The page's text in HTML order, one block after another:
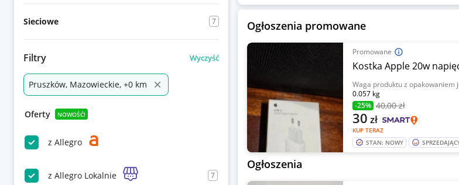
Sieciowe 7
Filtry Wyczyść
Pruszków, Mazowieckie, +0 km
Oferty NOWOŚĆ!
z Allegro
z Allegro Lokalnie 7
Ogłoszenia promowane
Promowane
Kostka Apple 20w
Waga produktu z opakowaniem
0.057 kg
-25% 40,00 zł
KUP TERAZ
30 zł
STAN: NOWY
Ogłoszenia